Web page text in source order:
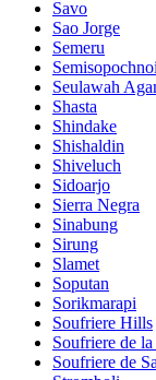
Savo
Sao Jorge
Semeru
Seulawah
Shasta
Shindake
Shishaldin
Shiveluch
Sidoarjo
Sierra Negra
Sinabung
Sirung
Slamet
Soputan
Sorikmarapi
Soufriere Hills
Soufriere de
Soufriere de